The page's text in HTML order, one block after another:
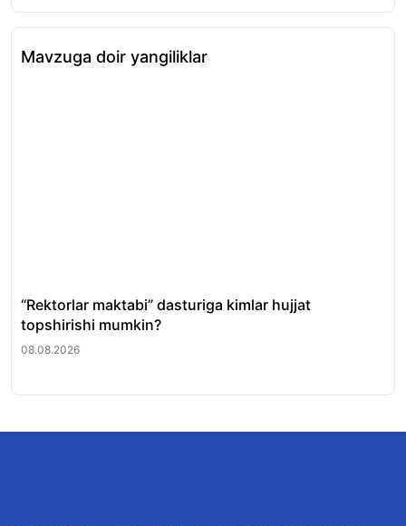
Mavzuga doir yangiliklar
“Rektorlar maktabi” dasturiga kimlar hujjat
topshirishi mumkin?
08.08.2026